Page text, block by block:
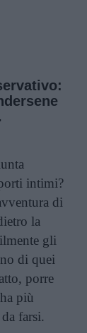
intimi?
di
la
gli
di quei
porre
più
farsi.